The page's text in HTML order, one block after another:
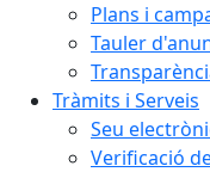
Plans i
Tauler
Tràmits i Serveis
Seu
Verificació